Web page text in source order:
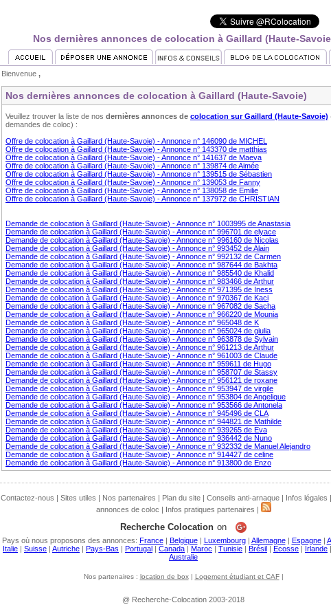
Nos dernières annonces de colocation à Gaillard (Haute-
Bienvenue ,
Nos dernières annonces de colocation à Gaillard (Haute-Savoie)
Veuillez trouver la liste de nos dernières annonces de colocation sur Gaillard (Haute-Savoie)
demandes de coloc) :
Offre de colocation à Gaillard (Haute-Savoie) - Annonce n° 146090 de MICHEL
Offre de colocation à Gaillard (Haute-Savoie) - Annonce n° 143370 de matthias
Offre de colocation à Gaillard (Haute-Savoie) - Annonce n° 141637 de Maeva
Offre de colocation à Gaillard (Haute-Savoie) - Annonce n° 139874 de Aimée
Offre de colocation à Gaillard (Haute-Savoie) - Annonce n° 139515 de Sébastien
Offre de colocation à Gaillard (Haute-Savoie) - Annonce n° 139053 de Fanny
Offre de colocation à Gaillard (Haute-Savoie) - Annonce n° 138058 de Emilie
Offre de colocation à Gaillard (Haute-Savoie) - Annonce n° 137972 de CHRISTIAN
Demande de colocation à Gaillard (Haute-Savoie) - Annonce n° 1003995 de Anastasia
Demande de colocation à Gaillard (Haute-Savoie) - Annonce n° 996701 de elyace
Demande de colocation à Gaillard (Haute-Savoie) - Annonce n° 996160 de Nicolas
Demande de colocation à Gaillard (Haute-Savoie) - Annonce n° 993452 de Alain
Demande de colocation à Gaillard (Haute-Savoie) - Annonce n° 992132 de Carmen
Demande de colocation à Gaillard (Haute-Savoie) - Annonce n° 987644 de Bakhta
Demande de colocation à Gaillard (Haute-Savoie) - Annonce n° 985540 de Khalid
Demande de colocation à Gaillard (Haute-Savoie) - Annonce n° 983466 de Arthur
Demande de colocation à Gaillard (Haute-Savoie) - Annonce n° 971395 de Iness
Demande de colocation à Gaillard (Haute-Savoie) - Annonce n° 970367 de Kaci
Demande de colocation à Gaillard (Haute-Savoie) - Annonce n° 967082 de Sacha
Demande de colocation à Gaillard (Haute-Savoie) - Annonce n° 966220 de Mounia
Demande de colocation à Gaillard (Haute-Savoie) - Annonce n° 965048 de K
Demande de colocation à Gaillard (Haute-Savoie) - Annonce n° 965024 de giulia
Demande de colocation à Gaillard (Haute-Savoie) - Annonce n° 963878 de Sylvain
Demande de colocation à Gaillard (Haute-Savoie) - Annonce n° 961213 de Arthur
Demande de colocation à Gaillard (Haute-Savoie) - Annonce n° 961003 de Claude
Demande de colocation à Gaillard (Haute-Savoie) - Annonce n° 959611 de Hugo
Demande de colocation à Gaillard (Haute-Savoie) - Annonce n° 958707 de Stassy
Demande de colocation à Gaillard (Haute-Savoie) - Annonce n° 956121 de roxane
Demande de colocation à Gaillard (Haute-Savoie) - Annonce n° 953947 de virgile
Demande de colocation à Gaillard (Haute-Savoie) - Annonce n° 953804 de Angelique
Demande de colocation à Gaillard (Haute-Savoie) - Annonce n° 953566 de Antonela
Demande de colocation à Gaillard (Haute-Savoie) - Annonce n° 945496 de CLA
Demande de colocation à Gaillard (Haute-Savoie) - Annonce n° 944821 de Mathilde
Demande de colocation à Gaillard (Haute-Savoie) - Annonce n° 939265 de Eva
Demande de colocation à Gaillard (Haute-Savoie) - Annonce n° 936442 de Nuno
Demande de colocation à Gaillard (Haute-Savoie) - Annonce n° 932332 de Manuel Alejandro
Demande de colocation à Gaillard (Haute-Savoie) - Annonce n° 914427 de celine
Demande de colocation à Gaillard (Haute-Savoie) - Annonce n° 913800 de Enzo
Contactez-nous | Sites utiles | Nos partenaires | Plan du site| Conseils anti-arnaque| Infos légales |
annonces de coloc | Infos pratiques partenaires |
Recherche Colocation on
Pays où nous proposons des annonces: France| Belgique| Luxembourg| Allemagne| Espagne|
Italie | Suisse | Autriche | Pays-Bas | Portugal | Canada | Maroc | Tunisie | Brésil | Ecosse | Irlande |
Australie
Nos partenaires : location de box| Logement étudiant et CAF|
@ Recherche-Colocation 2003-2018